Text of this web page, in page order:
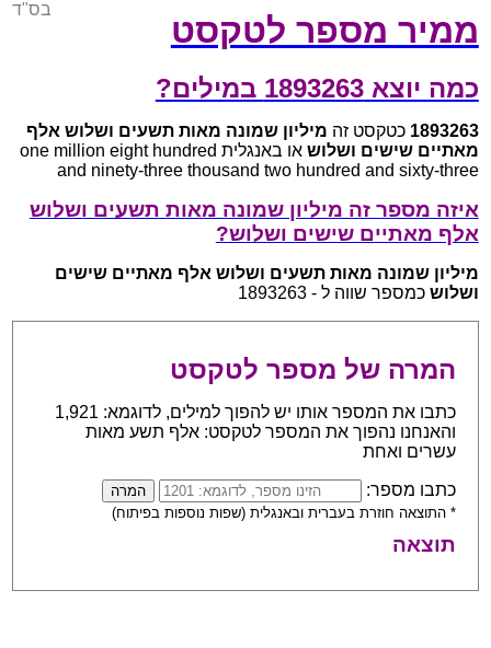
ממיר מספר לטקסט
בס"ד
כמה יוצא 1893263 במילים?
1893263 כטקסט זה מיליון שמונה מאות תשעים ושלוש אלף
מאתיים שישים ושלוש
או באנגלית one million eight hundred
and ninety-three thousand two hundred and sixty-three
איזה מספר זה מיליון שמונה מאות תשעים ושלוש
אלף מאתיים שישים ושלוש?
מיליון שמונה מאות תשעים ושלוש אלף מאתיים שישים
ושלוש כמספר שווה ל - 1893263
המרה של מספר לטקסט
כתבו את המספר אותו יש להפוך למילים, לדוגמא: 1,921
והאנחנו נהפוך את המספר לטקסט: אלף תשע מאות
עשרים ואחת
כתבו מספר:
* התוצאה חוזרת בעברית ובאנגלית (שפות נוספות בפיתוח)
תוצאה